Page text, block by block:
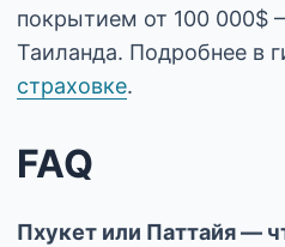
покрытием от 100 000$
Таиланда. Подробнее в
страховке.
FAQ
Пхукет или Паттайя —